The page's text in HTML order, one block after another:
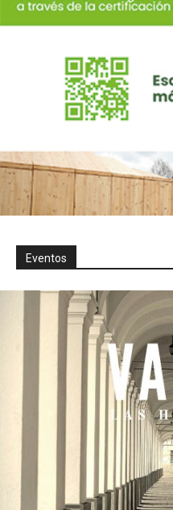
Eventos